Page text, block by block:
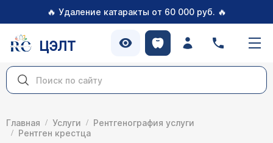
🔥 Удаление катаракты от 60 000 руб. 🔥
ЦЭЛТ
Главная Услуги
Рентгенография услуги
Рентген крестца